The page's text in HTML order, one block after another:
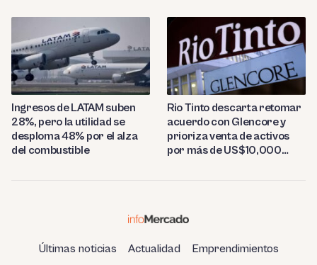
Ingresos de LATAM suben
28%, pero la utilidad se
desploma 48% por el alza
del combustible
Rio Tinto descarta retomar
acuerdo con Glencore y
prioriza venta de activos
por más de US$10,000
Últimas noticias Actualidad Emprendimientos